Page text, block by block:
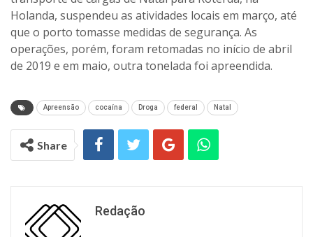
Holanda, suspendeu as atividades locais em março, até
que o porto tomasse medidas de segurança. As
operações, porém, foram retomadas no início de abril
de 2019 e em maio, outra tonelada foi apreendida.
Apreensão cocaína Droga federal Natal
Share
Redação